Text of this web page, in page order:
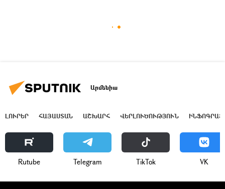
Արմենիա
ԼՈՒՐԵՐ ՀԱՅԱՍՏԱՆ ԱՇԽԱՐՀ ՎԵՐԼՈՒԾՈՒԹՅՈՒՆ
Rutube Telegram ТikТоk VK